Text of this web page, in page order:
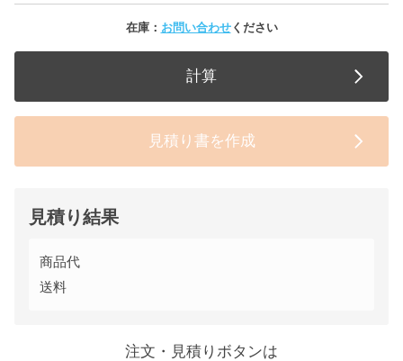
在庫： お問い合わせください
計算
見積り書を作成
見積り結果
商品代
送料
注文・見積りボタンは